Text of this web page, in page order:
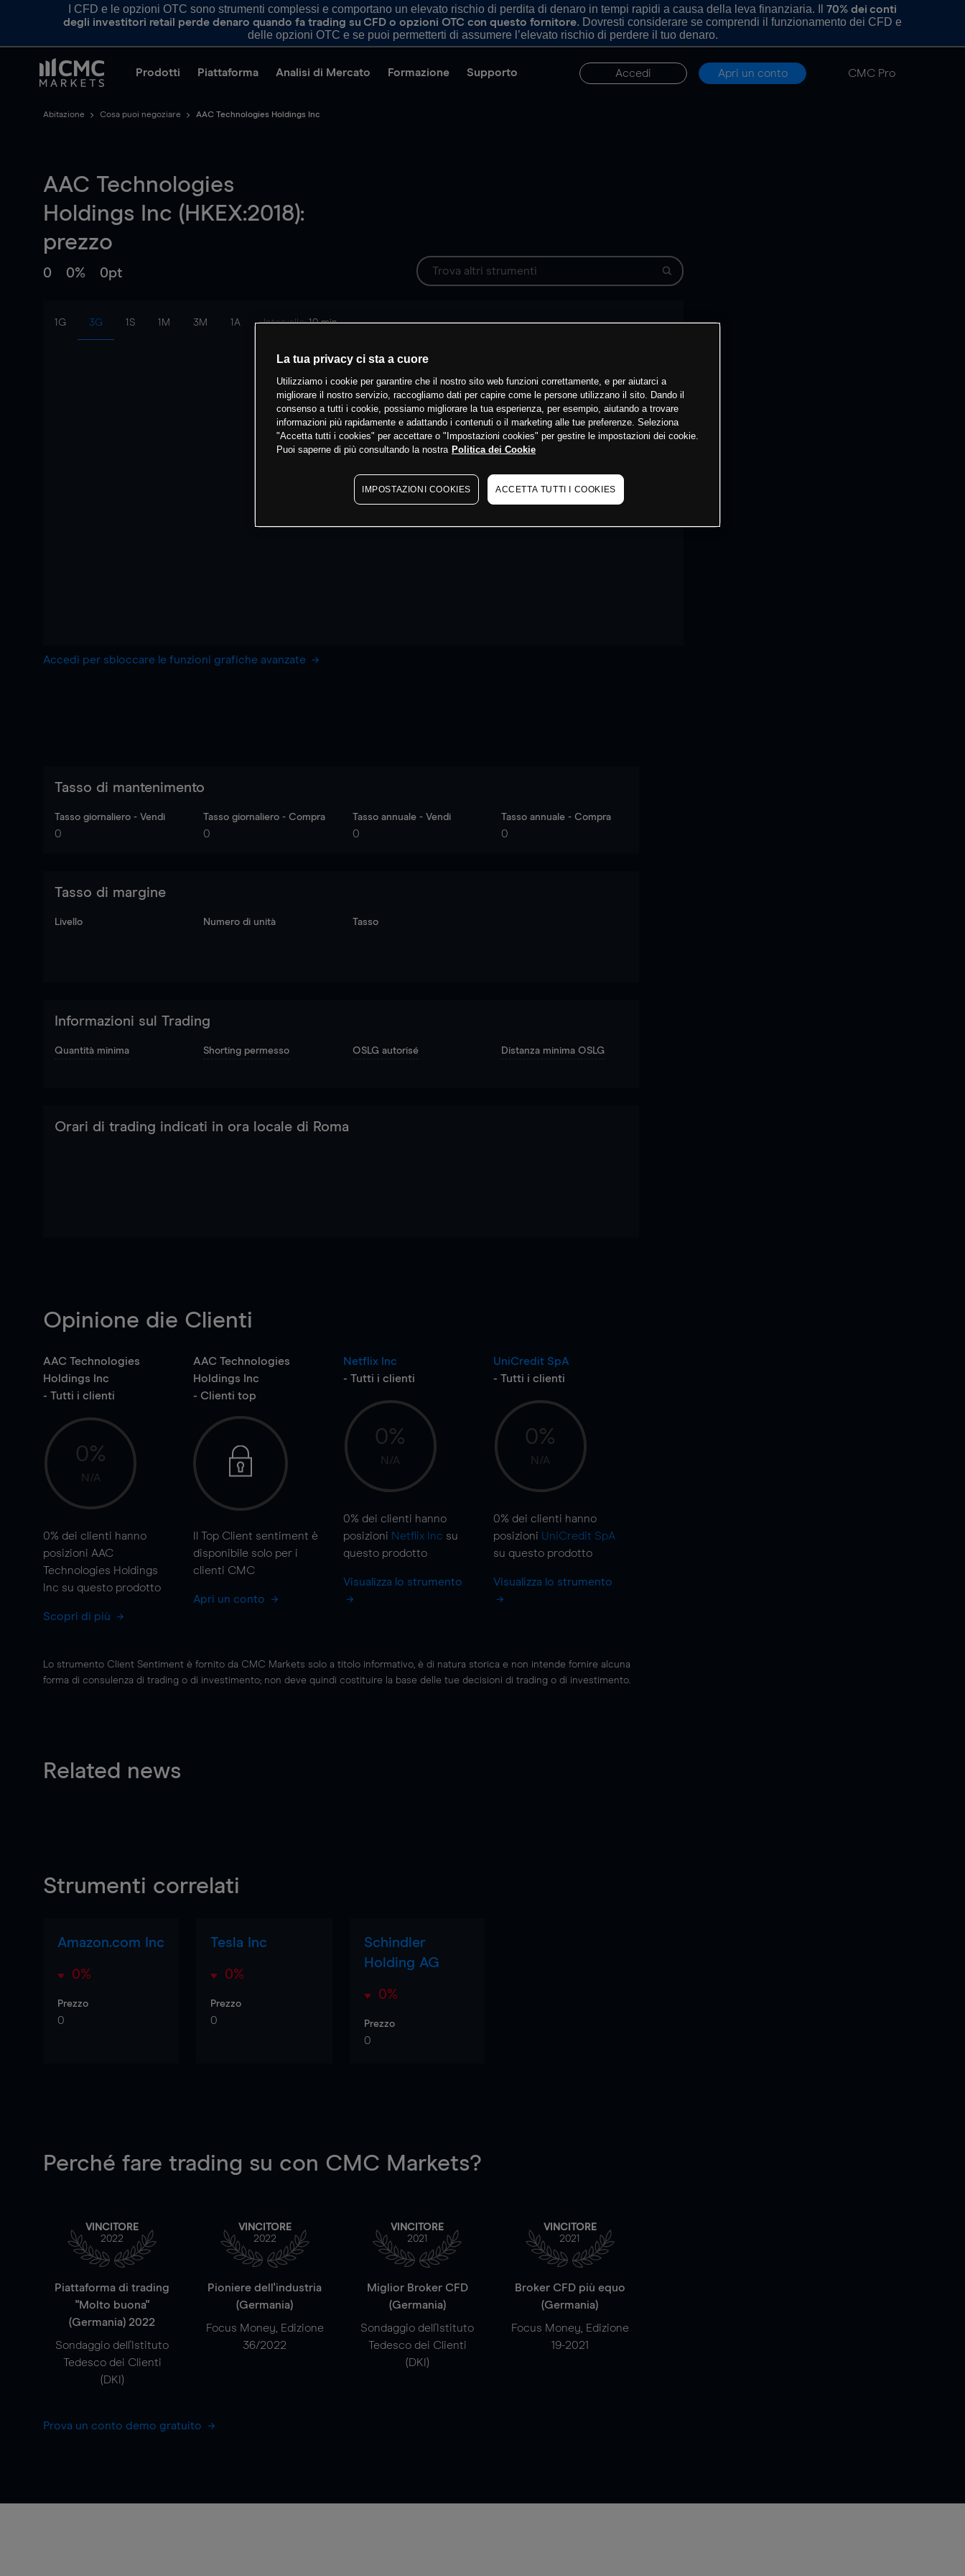
I CFD e le opzioni OTC sono strumenti complessi e comportano un elevato rischio di perdita di denaro in tempi rapidi a causa della leva finanziaria. Il 70% dei conti
degli investitori retail perde denaro quando fa trading su CFD o opzioni OTC con questo fornitore. Dovresti considerare se comprendi il funzionamento dei CFD e
delle opzioni OTC e se puoi permetterti di assumere l’elevato rischio di perdere il tuo denaro.
Prodotti Piattaforma Analisi di Mercato Formazione Supporto Accedi Apri un conto CMC Pro
Abitazione Cosa puoi negoziare AAC Technologies Holdings Inc
AAC Technologies
Holdings Inc (HKEX:2018):
prezzo
0 0% 0pt
1G 3G 1S 1M 3M 1A Intervallo:10 min
Accedi per sbloccare le funzioni grafiche avanzate
Tasso di mantenimento
Tasso giornaliero - Vendi
0
Tasso giornaliero - Compra
0
Tasso annuale - Vendi
0
Tasso annuale - Compra
0
Tasso di margine
Livello Numero di unità Tasso
Informazioni sul Trading
Quantità minima Shorting permesso OSLG autorisé Distanza minima OSLG
Orari di trading indicati in ora locale di Roma
Opinione die Clienti
AAC Technologies
Holdings Inc
- Tutti i clienti
0%
N/A
0% dei clienti hanno
posizioni AAC
Technologies Holdings
Inc su questo prodotto
Scopri di più
AAC Technologies
Holdings Inc
- Clienti top
Il Top Client sentiment è
disponibile solo per i
clienti CMC
Apri un conto
Netflix Inc
- Tutti i clienti
0%
N/A
0% dei clienti hanno
posizioni Netflix Inc su
questo prodotto
Visualizza lo strumento
UniCredit SpA
- Tutti i clienti
0%
N/A
0% dei clienti hanno
posizioni UniCredit SpA
su questo prodotto
Visualizza lo strumento
Lo strumento Client Sentiment è fornito da CMC Markets solo a titolo informativo, è di natura storica e non intende fornire alcuna
forma di consulenza di trading o di investimento; non deve quindi costituire la base delle tue decisioni di trading o di investimento.
Related news
Strumenti correlati
Amazon.com Inc
0%
Prezzo
0
Tesla Inc
0%
Prezzo
0
Schindler
Holding AG
0%
Prezzo
0
Perché fare trading su con CMC Markets?
VINCITORE
2022
Piattaforma di trading
"Molto buona"
(Germania) 2022
Sondaggio dell'Istituto
Tedesco dei Clienti
(DKI)
VINCITORE
2022
Pioniere dell'industria
(Germania)
Focus Money, Edizione
36/2022
VINCITORE
2021
Miglior Broker CFD
(Germania)
Sondaggio dell'Istituto
Tedesco dei Clienti
(DKI)
VINCITORE
2021
Broker CFD più equo
(Germania)
Focus Money, Edizione
19-2021
Prova un conto demo gratuito
La tua privacy ci sta a cuore
Utilizziamo i cookie per garantire che il nostro sito web funzioni correttamente, e per aiutarci a
migliorare il nostro servizio, raccogliamo dati per capire come le persone utilizzano il sito. Dando il
consenso a tutti i cookie, possiamo migliorare la tua esperienza, per esempio, aiutando a trovare
informazioni più rapidamente e adattando i contenuti o il marketing alle tue preferenze. Seleziona
"Accetta tutti i cookies" per accettare o "Impostazioni cookies" per gestire le impostazioni dei cookie.
Puoi saperne di più consultando la nostra Politica dei Cookie
IMPOSTAZIONI COOKIES ACCETTA TUTTI I COOKIES